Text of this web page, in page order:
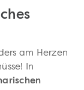
am Herzen
In